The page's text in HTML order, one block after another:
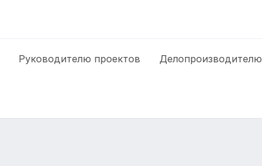
Руководителю проектов Делопроизводителю